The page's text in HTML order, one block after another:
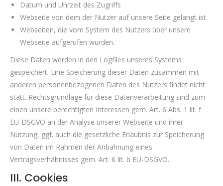
Datum und Uhrzeit des Zugriffs
Webseite von dem der Nutzer auf unsere Seite gelangt ist
Webseiten, die vom System des Nutzers über unsere
Webseite aufgerufen wurden.
Diese Daten werden in den Logfiles unseres Systems
gespeichert. Eine Speicherung dieser Daten zusammen mit
anderen personenbezogenen Daten des Nutzers findet nicht
statt. Rechtsgrundlage für diese Datenverarbeitung sind zum
einen unsere berechtigten Interessen gem. Art. 6 Abs. 1 lit. f
EU-DSGVO an der Analyse unserer Webseite und ihrer
Nutzung, ggf. auch die gesetzliche Erlaubnis zur Speicherung
von Daten im Rahmen der Anbahnung eines
Vertragsverhältnisses gem. Art. 6 lit. b EU-DSGVO.
III. Cookies